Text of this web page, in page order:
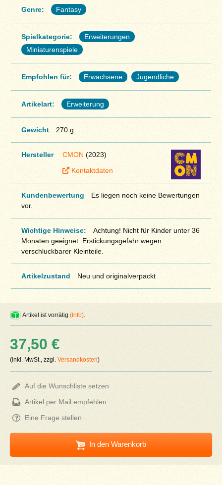
Genre: Fantasy
Spielkategorie:
Erweiterungen
Miniaturenspiele
Empfohlen für: Erwachsene Jugendliche
Artikelart: Erweiterung
Gewicht 270 g
Hersteller CMON (2023)
Kontaktdaten
Kundenbewertung
Es liegen noch keine Bewertungen
vor.
Wichtige Hinweise:
Achtung! Nicht für Kinder unter 36
Monaten geeignet. Erstickungsgefahr wegen
verschluckbarer Kleinteile.
Artikelzustand Neu und originalverpackt
Artikel ist vorrätig(Info)
37,50 €
(inkl. MwSt., zzgl.Versandkosten)
Auf die Wunschliste setzen
Artikel per Mail empfehlen
Eine Frage stellen
In den Warenkorb